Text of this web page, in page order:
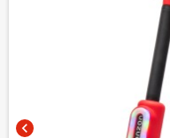
chevron_left